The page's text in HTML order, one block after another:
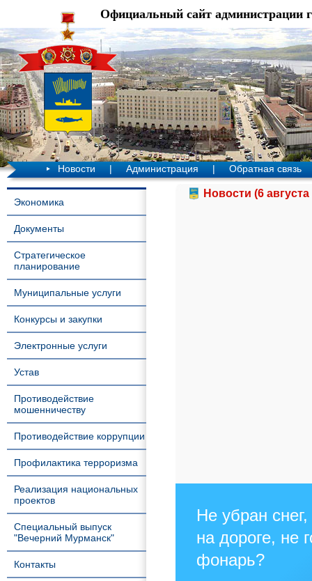
Официальный сайт администрации
Новости | Администрация | Обратная связь
Экономика
Документы
Стратегическое
планирование
Муниципальные услуги
Конкурсы и закупки
Электронные услуги
Устав
Противодействие
мошенничеству
Противодействие коррупции
Профилактика терроризма
Реализация национальных
проектов
Специальный выпуск
"Вечерний Мурманск"
Контакты
Новости (6 августа
Не убран
на дороге, не
фонарь?